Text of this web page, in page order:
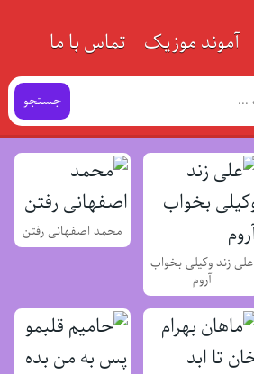
آموند موزیک تماس با ما
جستجو
علی زند وکیلی بخواب
آروم
محمد اصفهانی رفتن